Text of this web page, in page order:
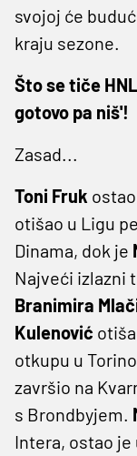
svojoj će
kraju sezone.
Što se tiče
gotovo pa niš'!
Zasad...
Toni Fruk
otišao u Ligu
Dinama, dok je
Najveći izlazni
Branimira
Kulenović
otkupu u
završio na
s Brondbyjem.
Intera, ostao je